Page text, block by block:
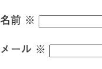
名前 ※
メール ※